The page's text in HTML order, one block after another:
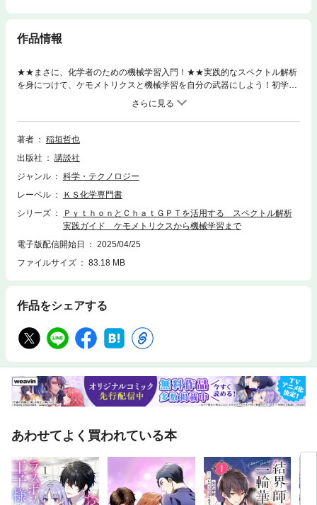
作品情報
★★まさに、化学者のための機械学習入門！★★実践的なスペクトル解析
を身につけて、ケモメトリクスと機械学習を自分の武器にしよう！初学者
でも安心して学べるように・Pythonの使い方・スペクトル解析で知ってお
くべき統計と線形代数の基礎・ケモメトリクスと機械学習の基本的な考え
方・サンプルデータを用いたケモメトリクスと機械学習の実践・イメージ
ングデータへの適用を順序立てて、ていねいに解説。プログラムを自作す
スコードを公開しているので、実践的なスキルがすぐに身につく！◆書籍
中のすべてのプログラムについて、著者自らの解説動画を「購入者限定」
ラミングの導入と基礎3章 Pythonで理解する基礎統計4章 Pythonで理
解する線形代数5章 ChatGPTの効果的な使い方6章 ケモメトリクスの基
礎知識7章 ケモメトリクスの基礎知識：応用編8章 スペクトルデータの
前処理9章 機械学習の基礎知識10章 スペクトル操作の実践11章 ケモ
メトリクスと機械学習の実践12章 ハイパースペクトルイメージング解析
著者
稲垣哲也
出版社
講談社
ジャンル
科学・テクノロジー
レーベル
ＫＳ化学専門書
シリーズ
ＰｙｔｈｏｎとＣｈａｔＧＰＴを活用する スペクトル解析
実践ガイド ケモメトリクスから機械学習まで
電子版配信開始日
2025/04/25
ファイルサイズ
83.18 MB
作品をシェアする
あわせてよく買われている本